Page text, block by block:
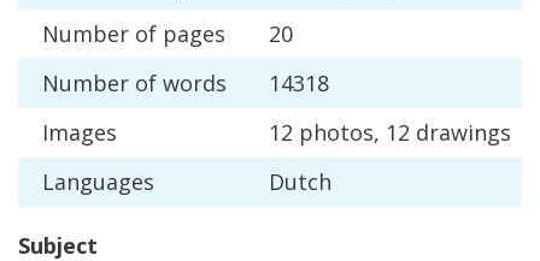
Number of pages
20
Number of words
14318
Images
12 photos, 12 drawings
Languages
Dutch
Subject